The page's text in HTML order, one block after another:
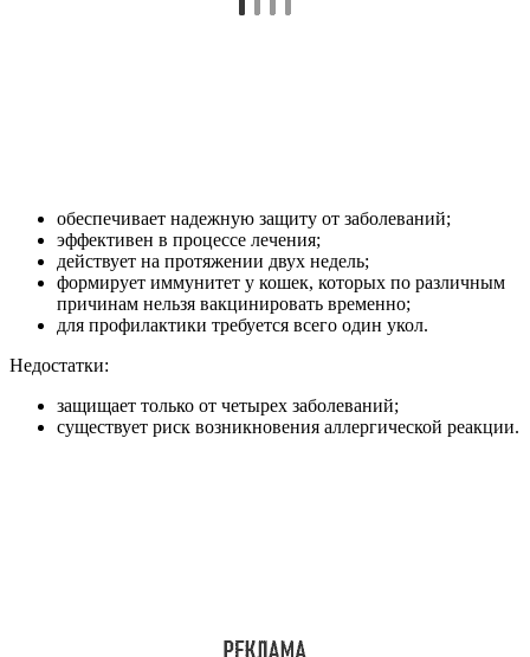
обеспечивает надежную защиту от заболеваний;
эффективен в процессе лечения;
действует на протяжении двух недель;
формирует иммунитет у кошек, которых по различным
причинам нельзя вакцинировать временно;
для профилактики требуется всего один укол.
Недостатки:
защищает только от четырех заболеваний;
существует риск возникновения аллергической реакции.